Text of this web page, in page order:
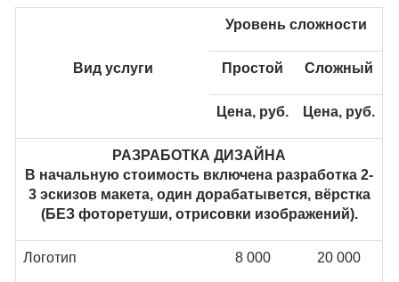
Вид услуги
Уровень сложности
Простой Сложный
Цена, руб. Цена, руб.
РАЗРАБОТКА ДИЗАЙНА
В начальную стоимость включена разработка 2-
3 эскизов макета, один дорабатывется, вёрстка
(БЕЗ фоторетуши, отрисовки изображений).
Логотип 8 000 20 000